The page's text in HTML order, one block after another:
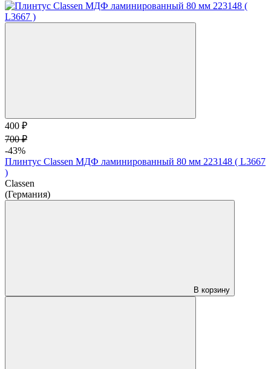
400 ₽
700 ₽
-43%
Плинтус Classen МДФ ламинированный 80 мм 223148 ( L3667
)
Classen
(Германия)
В корзину